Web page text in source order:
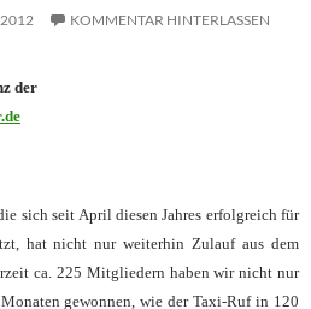
2012 KOMMENTAR HINTERLASSEN
der
sich seit April diesen Jahres erfolgreich für
hat nicht nur weiterhin Zulauf aus dem
ca. 225 Mitgliedern haben wir nicht nur
gewonnen, wie der Taxi-Ruf in 120